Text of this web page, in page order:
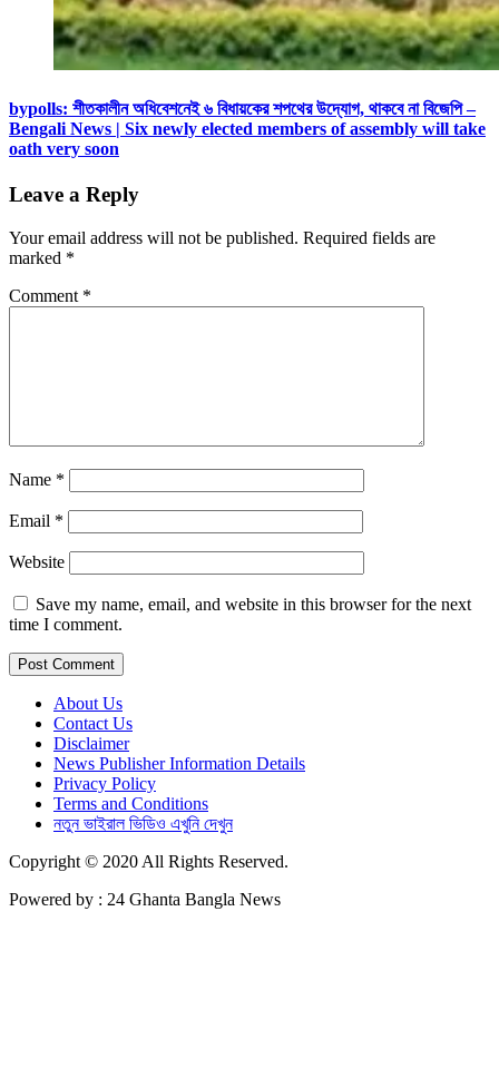
bypolls: শীতকালীন অধিবেশনেই ৬ বিধায়কের শপথের উদ্যোগ, থাকবে না বিজেপি –
Bengali News | Six newly elected members of assembly will take
oath very soon
Leave a Reply
Your email address will not be published. Required fields are
marked *
Comment *
Name *
Email *
Website
Save my name, email, and website in this browser for the next
time I comment.
About Us
Contact Us
Disclaimer
News Publisher Information Details
Privacy Policy
Terms and Conditions
নতুন ভাইরাল ভিডিও এখুনি দেখুন
Copyright © 2020 All Rights Reserved.
Powered by : 24 Ghanta Bangla News